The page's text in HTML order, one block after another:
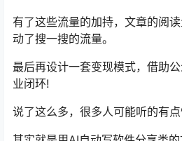
有了这些流量的加持，文章的阅
动了搜一搜的流量。
最后再设计一套变现模式，借助
业闭环!
说了这么多，很多人可能听的有点